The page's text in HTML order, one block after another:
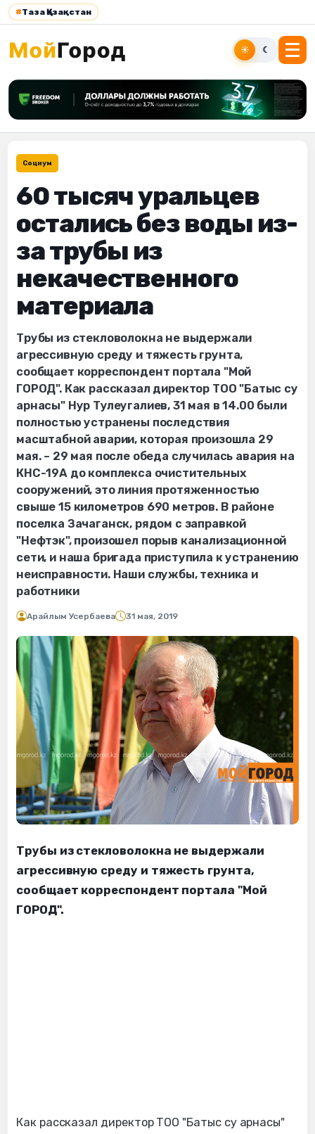
#Таза Қазақстан
☀ ☾
Социум
60 тысяч уральцев
остались без воды из-
за трубы из
некачественного
материала
Трубы из стекловолокна не выдержали
агрессивную среду и тяжесть грунта,
сообщает корреспондент портала "Мой
ГОРОД". Как рассказал директор ТОО "Батыс су
арнасы" Нур Тулеугалиев, 31 мая в 14.00 были
полностью устранены последствия
масштабной аварии, которая произошла 29
мая. – 29 мая после обеда случилась авария на
КНС-19А до комплекса очистительных
сооружений, это линия протяженностью
свыше 15 километров 690 метров. В районе
поселка Зачаганск, рядом с заправкой
"Нефтэк", произошел порыв канализационной
сети, и наша бригада приступила к устранению
неисправности. Наши службы, техника и
работники
Арайлым Усербаева 31 мая, 2019
Трубы из стекловолокна не выдержали
агрессивную среду и тяжесть грунта,
сообщает корреспондент портала "Мой
ГОРОД".
Как рассказал директор ТОО "Батыс су арнасы"